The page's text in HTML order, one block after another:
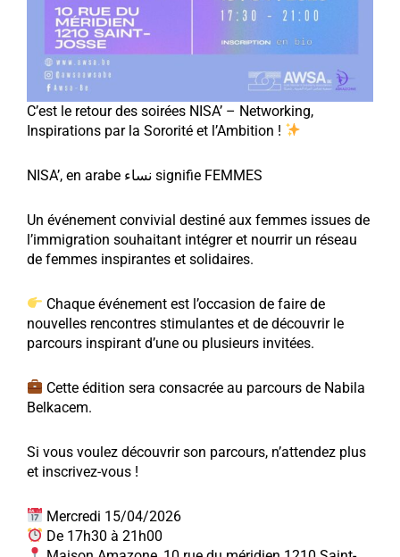
C’est le retour des soirées NISA’ – Networking,
Inspirations par la Sororité et l’Ambition !
NISA’, en arabe نساء signifie FEMMES
Un événement convivial destiné aux femmes issues de
l’immigration souhaitant intégrer et nourrir un réseau
de femmes inspirantes et solidaires.
Chaque événement est l’occasion de faire de
nouvelles rencontres stimulantes et de découvrir le
parcours inspirant d’une ou plusieurs invitées.
Cette édition sera consacrée au parcours de Nabila
Belkacem.
Si vous voulez découvrir son parcours, n’attendez plus
et inscrivez-vous !
Mercredi 15/04/2026
De 17h30 à 21h00